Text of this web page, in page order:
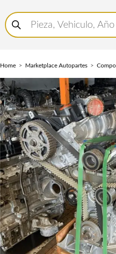
Buscar
productos
Home Marketplace Autopartes